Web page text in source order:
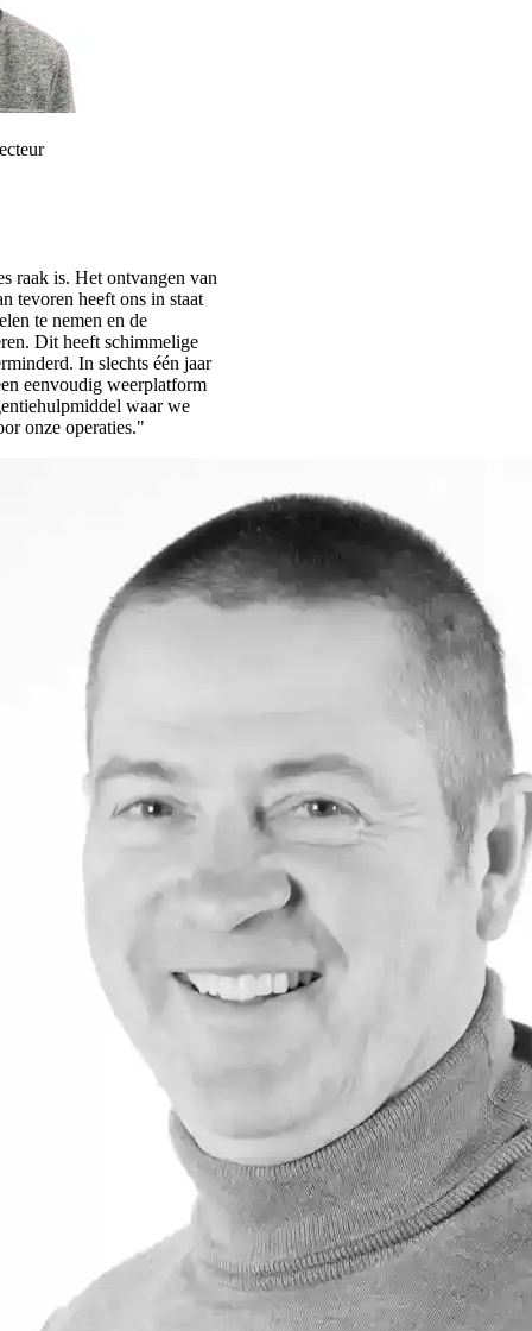
raak is. Het ontvangen van
tevoren heeft ons in staat
te nemen en de
Dit heeft schimmelige
In slechts één jaar
eenvoudig weerplatform
waar we
onze operaties."